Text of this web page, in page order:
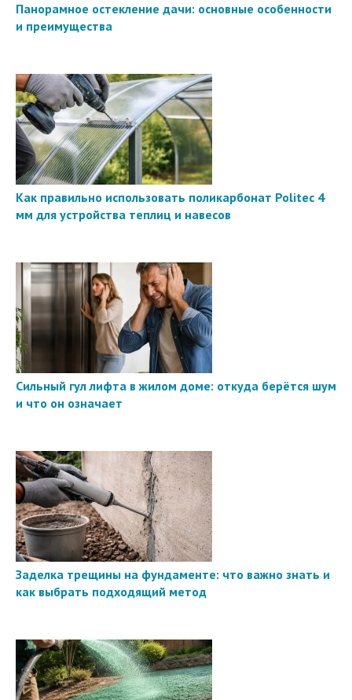
Панорамное остекление дачи: основные особенности
и преимущества
Как правильно использовать поликарбонат Politec 4
мм для устройства теплиц и навесов
Сильный гул лифта в жилом доме: откуда берётся шум
и что он означает
Заделка трещины на фундаменте: что важно знать и
как выбрать подходящий метод